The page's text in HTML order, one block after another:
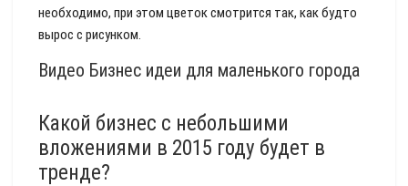
необходимо, при этом цветок смотрится так, как будто
вырос с рисунком.
Видео Бизнес идеи для маленького города
Какой бизнес с небольшими
вложениями в 2015 году будет в
тренде?